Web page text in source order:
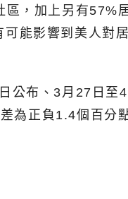
，加上另有57%
能影響到美人對
布、3月27日至
為正負1.4個百分